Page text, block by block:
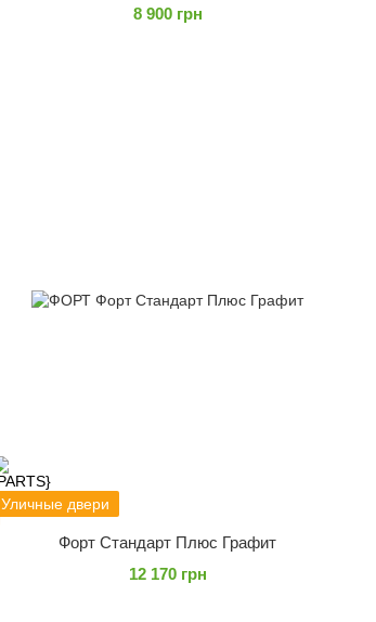
8 900 грн
Уличные двери
Форт Стандарт Плюс Графит
12 170 грн